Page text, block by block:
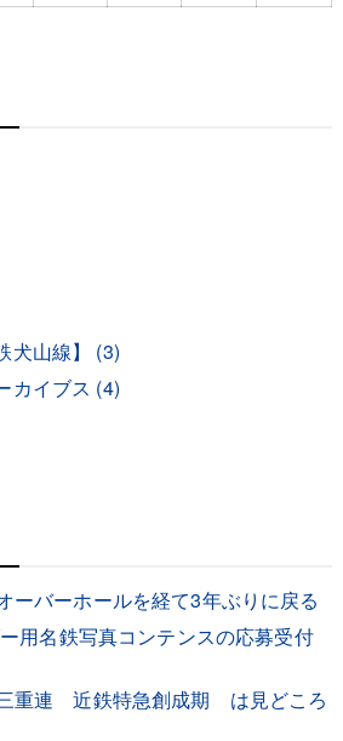
犬山線】 (3)
カイブス (4)
ーバーホールを経て3年ぶりに戻る
用名鉄写真コンテンスの応募受付
重連 近鉄特急創成期 は見どころ